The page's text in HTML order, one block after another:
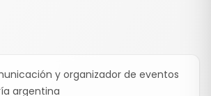
y organizador de eventos
argentina